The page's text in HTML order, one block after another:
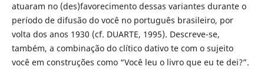
atuaram no (des)favorecimento dessas variantes durante o
período de difusão do você no português brasileiro, por
volta dos anos 1930 (cf. DUARTE, 1995). Descreve-se,
também, a combinação do clítico dativo te com o sujeito
você em construções como “Você leu o livro que eu te dei?”.